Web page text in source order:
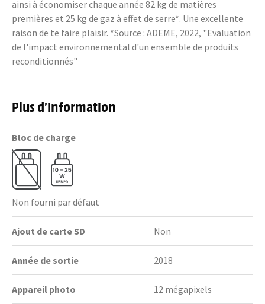
ainsi à économiser chaque année 82 kg de matières
premières et 25 kg de gaz à effet de serre*. Une excellente
raison de te faire plaisir. *Source : ADEME, 2022, "Evaluation
de l'impact environnemental d'un ensemble de produits
reconditionnés"
Plus d’information
Bloc de charge
Non fourni par défaut
Ajout de carte SD Non
Année de sortie 2018
Appareil photo 12 mégapixels